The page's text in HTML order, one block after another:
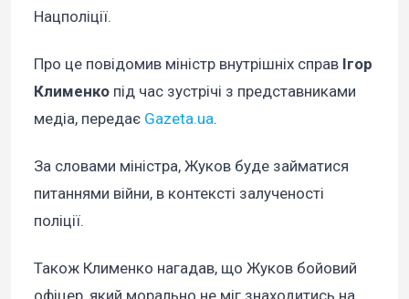
Нацполіції.
Про це повідомив міністр внутрішніх справ Ігор
Клименко під час зустрічі з представниками
медіа, передає Gazeta.ua.
За словами міністра, Жуков буде займатися
питаннями війни, в контексті залученості
поліції.
Також Клименко нагадав, що Жуков бойовий